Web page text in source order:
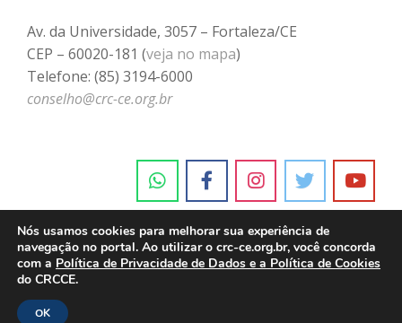
Av. da Universidade, 3057 – Fortaleza/CE
CEP – 60020-181 (veja no mapa)
Telefone: (85) 3194-6000
conselho@crc-ce.org.br
Nós usamos cookies para melhorar sua experiência de
navegação no portal. Ao utilizar o crc-ce.org.br, você concorda
com a Política de Privacidade de Dados e a Política de Cookies
do CRCCE.
OK